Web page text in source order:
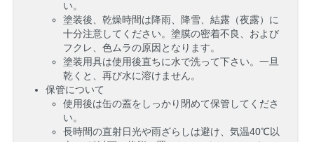
い。
塗装後、乾燥時間は降雨、降雪、結露（夜露）に
十分注意してください。塗膜の密着不良、および
フクレ、色ムラの原因となります。
塗装用具は使用後直ちに水で洗って下さい。一旦
乾くと、再び水に溶けません。
保管について
使用後は缶の蓋をしっかり閉めて保管してくださ
い。
長時間の直射日光や雨ざらしは避け、気温40℃以